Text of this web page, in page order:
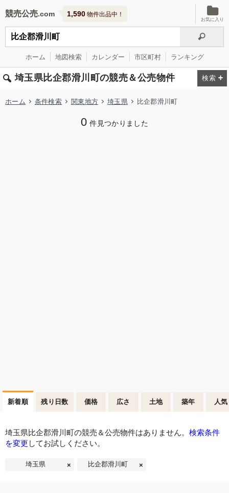
競売公売 1,590 物件出品中！
お気に入り
ホーム 地図検索 カレンダー 市区町村 ランキング
埼玉県比企郡滑川町の競売＆公売物件
ホーム 条件検索 関東地方 埼玉県 比企郡滑川町
0 件見つかりました
新着順 残り日数 価格 広さ 土地 築年 人気
埼玉県比企郡滑川町の競売＆公売物件はありません。 検索条件
を変更 してお試しください。
埼玉県 比企郡滑川町